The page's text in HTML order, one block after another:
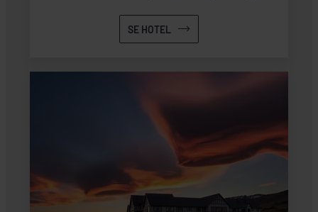
SE HOTEL